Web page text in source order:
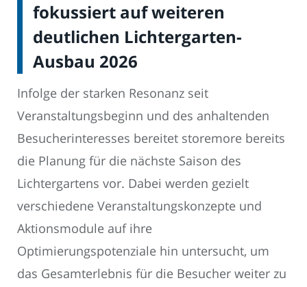
fokussiert auf weiteren
deutlichen Lichtergarten-
Ausbau 2026
Infolge der starken Resonanz seit
Veranstaltungsbeginn und des anhaltenden
Besucherinteresses bereitet storemore bereits
die Planung für die nächste Saison des
Lichtergartens vor. Dabei werden gezielt
verschiedene Veranstaltungskonzepte und
Aktionsmodule auf ihre
Optimierungspotenziale hin untersucht, um
das Gesamterlebnis für die Besucher weiter zu